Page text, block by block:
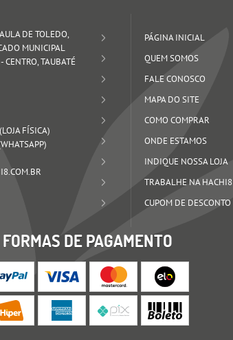
DE TOLEDO,
MUNICIPAL
-CENTRO, TAUBATÉ
PÁGINA INICIAL
QUEM SOMOS
FALE CONOSCO
MAPA DO SITE
COMO COMPRAR
ONDE ESTAMOS
INDIQUE NOSSA LOJA
TRABALHE NA HACHI8
CUPOM DE DESCONTO
FORMAS DE PAGAMENTO